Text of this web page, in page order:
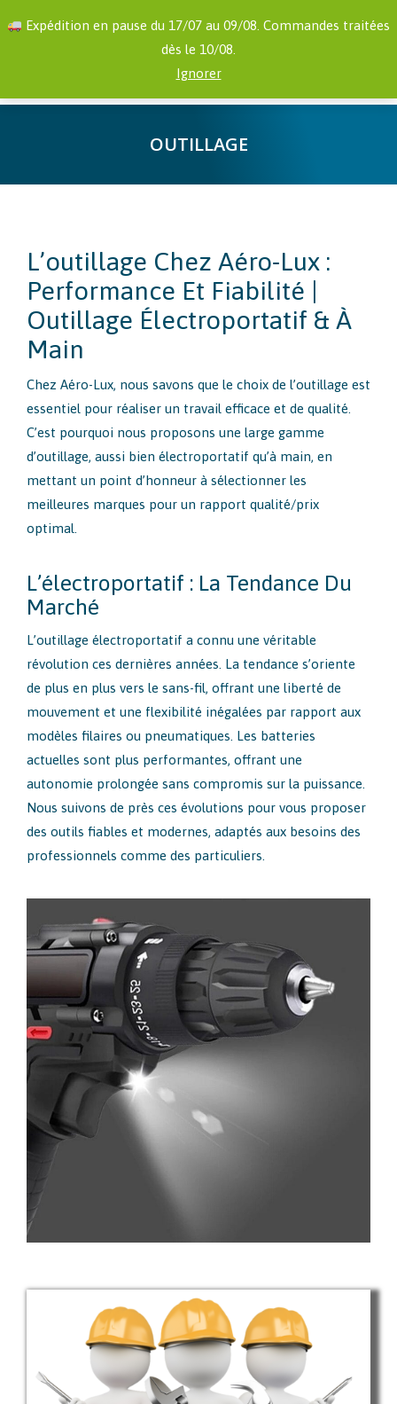
Expédition en pause du 17/07 au 09/08. Commandes traitées
dès le 10/08.
Ignorer
window
opens
window
:
OUTILLAGE
L’outillage Chez Aéro-Lux :
Performance Et Fiabilité |
Outillage Électroportatif & À
Main
Chez Aéro-Lux, nous savons que le choix de l’outillage est
essentiel pour réaliser un travail efficace et de qualité.
C’est pourquoi nous proposons une large gamme
d’outillage, aussi bien électroportatif qu’à main, en
mettant un point d’honneur à sélectionner les
meilleures marques pour un rapport qualité/prix
optimal.
L’électroportatif : La Tendance Du
Marché
L’outillage électroportatif a connu une véritable
révolution ces dernières années. La tendance s’oriente
de plus en plus vers le sans-fil, offrant une liberté de
mouvement et une flexibilité inégalées par rapport aux
modèles filaires ou pneumatiques. Les batteries
actuelles sont plus performantes, offrant une
autonomie prolongée sans compromis sur la puissance.
Nous suivons de près ces évolutions pour vous proposer
des outils fiables et modernes, adaptés aux besoins des
professionnels comme des particuliers.